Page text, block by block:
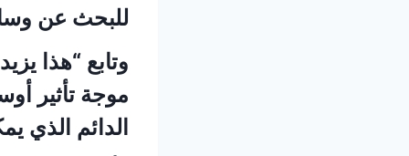
للبحث عن
وتابع “هذا
موجة تأثير
الدائم ⁠الذي